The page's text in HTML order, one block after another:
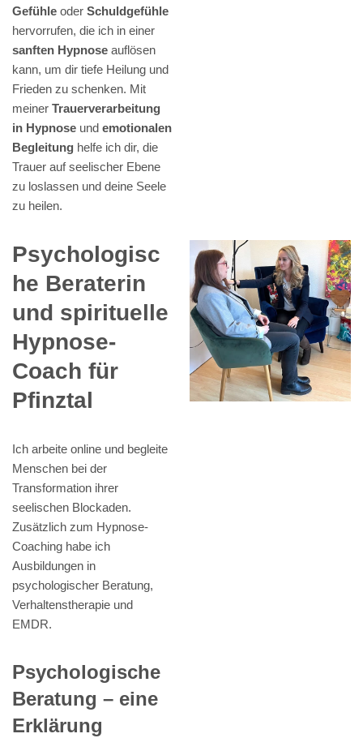
Gefühle oder Schuldgefühle
hervorrufen, die ich in einer
sanften Hypnose auflösen
kann, um dir tiefe Heilung und
Frieden zu schenken. Mit
meiner Trauerverarbeitung
in Hypnose und emotionalen
Begleitung helfe ich dir, die
Trauer auf seelischer Ebene
zu loslassen und deine Seele
zu heilen.
Psychologisc
he Beraterin
und spirituelle
Hypnose-
Coach für
Pfinztal
Ich arbeite online und begleite
Menschen bei der
Transformation ihrer
seelischen Blockaden.
Zusätzlich zum Hypnose-
Coaching habe ich
Ausbildungen in
psychologischer Beratung,
Verhaltenstherapie und
EMDR.
Psychologische
Beratung – eine
Erklärung